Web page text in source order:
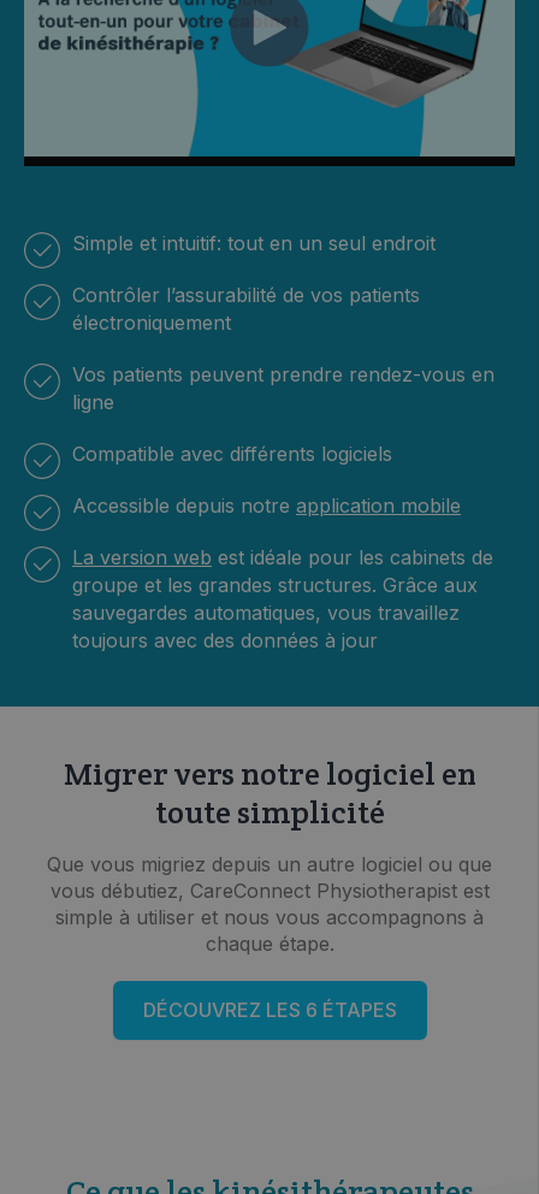
Simple et intuitif: tout en un seul endroit
Contrôler l’assurabilité de vos patients
électroniquement
Vos patients peuvent prendre rendez-vous en
ligne
Compatible avec différents logiciels
Accessible depuis notre application mobile
La version web est idéale pour les cabinets de
groupe et les grandes structures. Grâce aux
sauvegardes automatiques, vous travaillez
toujours avec des données à jour
Migrer vers notre logiciel en
toute simplicité
Que vous migriez depuis un autre logiciel ou que
vous débutiez, CareConnect Physiotherapist est
simple à utiliser et nous vous accompagnons à
chaque étape.
DÉCOUVREZ LES 6 ÉTAPES